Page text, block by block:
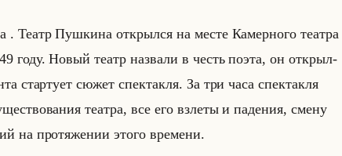
. Театр Пуш­ки­на от­крыл­ся на месте Ка­мер­но­го те­ат­ра
году. Новый театр на­зва­ли в честь поэта, он от­крыл­
стар­ту­ет сюжет спек­так­ля. За три часа спек­так­ля
те­ат­ра, все его взле­ты и па­де­ния, смену
на про­тя­же­нии этого вре­ме­ни.